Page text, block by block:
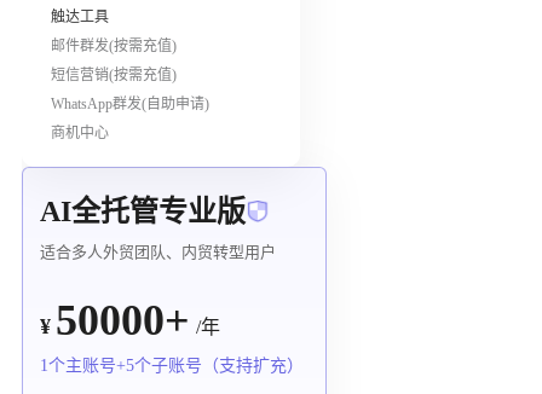
触达工具
邮件群发(按需充值)
短信营销(按需充值)
WhatsApp群发(自助申请)
商机中心
AI全托管专业版
适合多人外贸团队、内贸转型用户
¥ 50000+ /年
1个主账号+5个子账号（支持扩充）